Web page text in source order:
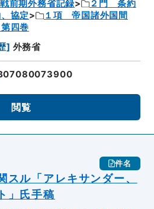
戦前期外務省記録
２門 条約
協定
１項 帝国諸外国間
四巻
] 外務省
閲覧
件名
スル「アレキサンダー、
」氏手稿